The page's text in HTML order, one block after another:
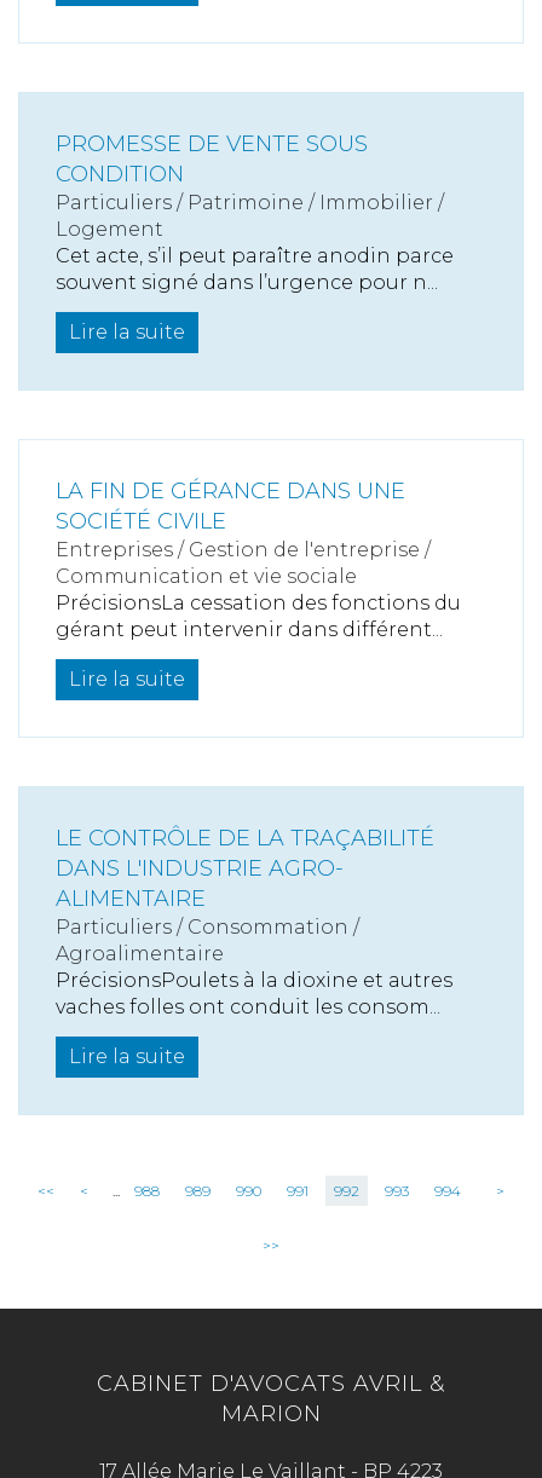
PROMESSE DE VENTE SOUS
CONDITION
Particuliers / Patrimoine / Immobilier /
Logement
Cet acte, s’il peut paraître anodin parce
souvent signé dans l’urgence pour n...
Lire la suite
LA FIN DE GÉRANCE DANS UNE
SOCIÉTÉ CIVILE
Entreprises / Gestion de l'entreprise /
Communication et vie sociale
PrécisionsLa cessation des fonctions du
gérant peut intervenir dans différent...
Lire la suite
LE CONTRÔLE DE LA TRAÇABILITÉ
DANS L'INDUSTRIE AGRO-
ALIMENTAIRE
Particuliers / Consommation /
Agroalimentaire
PrécisionsPoulets à la dioxine et autres
vaches folles ont conduit les consom...
Lire la suite
<< < ... 988 989 990 991 992 993 994 >
>>
CABINET D'AVOCATS AVRIL &
MARION
17 Allée Marie Le Vaillant - BP 4223